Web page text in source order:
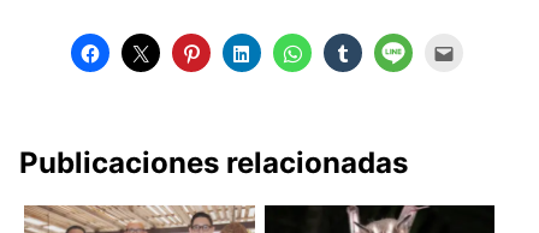
Publicaciones relacionadas